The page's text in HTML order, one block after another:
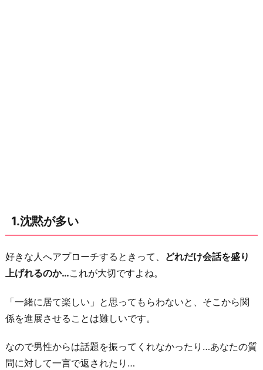
し
と
言
れ
る
4.
l
1.沈黙が多い
好きな人へアプローチするときって、 どれだけ会話を盛り
上げれるのか…これが大切ですよね。
「一緒に居て楽しい」と思ってもらわないと、そこから関
係を進展させることは難しいです。
なので男性からは話題を振ってくれなかったり…あなたの質
問に対して一言で返されたり…